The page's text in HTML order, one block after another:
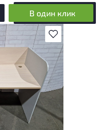
В один клик
В избранное
на